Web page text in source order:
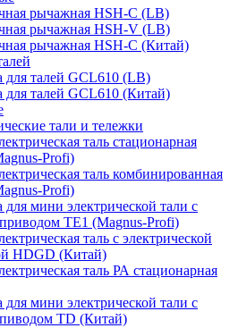
рычажная HSH-C (LB)
рычажная HSH-V (LB)
рычажная HSH-C (Китай)
для талей GCL610 (LB)
для талей GCL610 (Китай)
тали и тележки
таль стационарная
Profi)
таль комбинированная
Profi)
для мини электрической тали с
TE1 (Magnus-Profi)
таль с электрической
HDGD (Китай)
таль РА стационарная
для мини электрической тали с
TD (Китай)